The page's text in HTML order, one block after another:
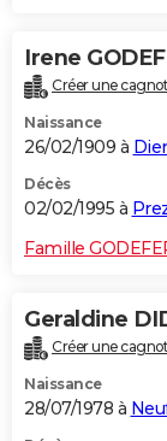
Irene
Créer une
Naissance
26/02/1909 à
Décès
02/02/1995 à
Famille
Geraldine
Créer une
Naissance
28/07/1978 à